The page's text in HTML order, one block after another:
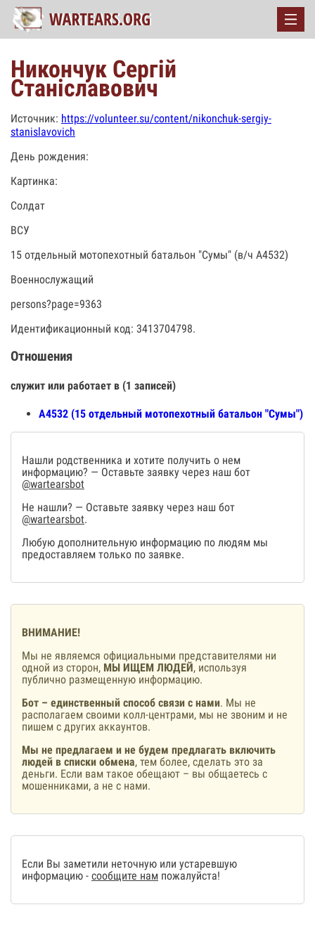
Никончук Сергій
Станіславович
Источник: https://volunteer.su/content/nikonchuk-sergiy-
stanislavovich
День рождения:
Картинка:
Солдат
ВСУ
15 отдельный мотопехотный батальон "Сумы" (в/ч А4532)
Военнослужащий
persons?page=9363
Идентификационный код: 3413704798.
Отношения
служит или работает в (1 записей)
А4532 (15 отдельный мотопехотный батальон "Сумы")
Нашли родственника и хотите получить о нем
информацию? — Оставьте заявку через наш бот
@wartearsbot
Не нашли? — Оставьте заявку через наш бот
@wartearsbot.
Любую дополнительную информацию по людям мы
предоставляем только по заявке.
ВНИМАНИЕ!
Мы не являемся официальными представителями ни
одной из сторон, МЫ ИЩЕМ ЛЮДЕЙ, используя
публично размещенную информацию.
Бот – единственный способ связи с нами. Мы не
располагаем своими колл-центрами, мы не звоним и не
пишем с других аккаунтов.
Мы не предлагаем и не будем предлагать включить
людей в списки обмена, тем более, сделать это за
деньги. Если вам такое обещают – вы общаетесь с
мошенниками, а не с нами.
Если Вы заметили неточную или устаревшую
информацию - сообщите нам пожалуйста!